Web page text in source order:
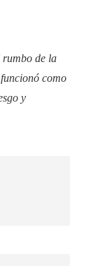
rumbo de la
como
y